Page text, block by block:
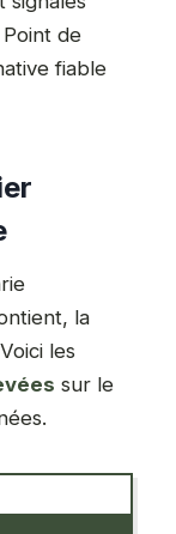
de
fiable
la
les
sur le